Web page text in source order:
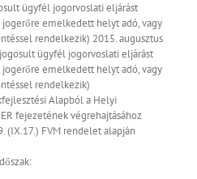
ügyfél jogorvoslati eljárást
emelkedett helyt adó, vagy
rendelkezik) 2015. augusztus
ügyfél jogorvoslati eljárást
emelkedett helyt adó, vagy
rendelkezik)
Alapból a Helyi
fejezetének végrehajtásához
(IX.17.) FVM rendelet alapján